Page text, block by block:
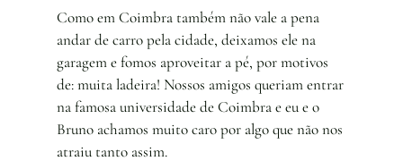
Como em Coimbra também não vale a pena
andar de carro pela cidade, deixamos ele na
garagem e fomos aproveitar a pé, por motivos
de: muita ladeira! Nossos amigos queriam entrar
na famosa universidade de Coimbra e eu e o
Bruno achamos muito caro por algo que não nos
atraiu tanto assim.